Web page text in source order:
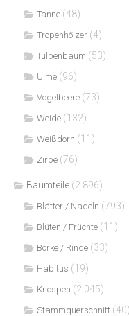
Tanne (48)
Tropenhölzer (4)
Tulpenbaum (53)
Ulme (96)
Vogelbeere (73)
Weide (132)
Weißdorn (11)
Zirbe (76)
Baumteile (2.896)
Blätter / Nadeln (793)
Blüten / Früchte (11)
Borke / Rinde (33)
Habitus (19)
Knospen (2.045)
Stammquerschnitt (40)